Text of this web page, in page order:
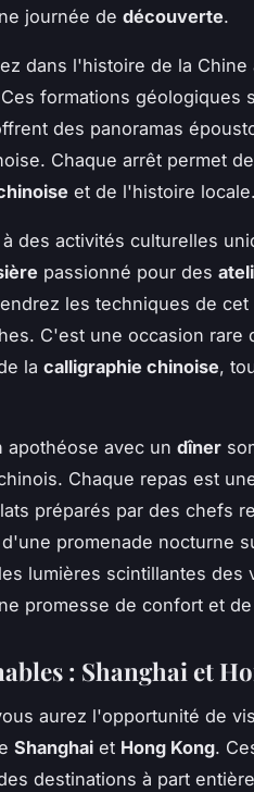
journée de découverte.
dans l'histoire de la
formations géologiques
des panoramas
Chaque arrêt permet
et de l'histoire locale.
des activités culturelles
passionné pour des
les techniques de
C'est une occasion rare
la calligraphie chinoise,
apothéose avec un dîner
Chaque repas est
préparés par des chefs
promenade nocturne
lumières scintillantes des
promesse de confort et
: Shanghai et
aurez l'opportunité de
Shanghai et Hong Kong.
destinations à part